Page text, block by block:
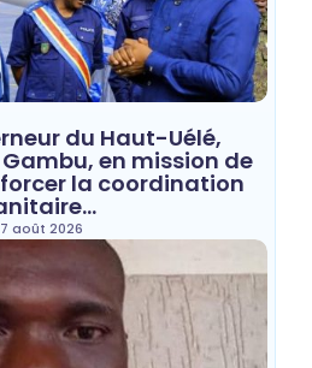
du Haut-Uélé,
en mission de
la coordination
7 août 2026